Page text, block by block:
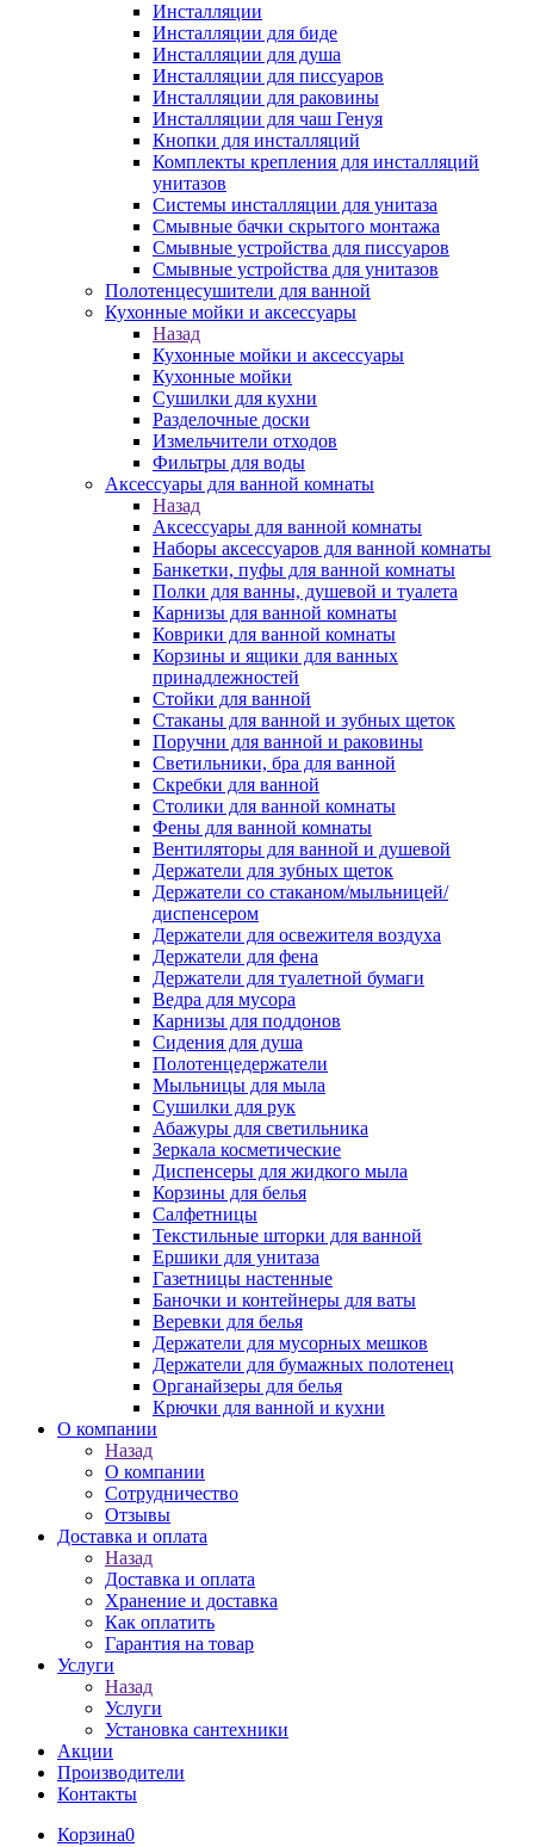
Инсталляции
Инсталляции для биде
Инсталляции для душа
Инсталляции для писсуаров
Инсталляции для раковины
Инсталляции для чаш Генуя
Кнопки для инсталляций
Комплекты крепления для инсталляций
унитазов
Системы инсталляции для унитаза
Смывные бачки скрытого монтажа
Смывные устройства для писсуаров
Смывные устройства для унитазов
Полотенцесушители для ванной
Кухонные мойки и аксессуары
Назад
Кухонные мойки и аксессуары
Кухонные мойки
Сушилки для кухни
Разделочные доски
Измельчители отходов
Фильтры для воды
Аксессуары для ванной комнаты
Назад
Аксессуары для ванной комнаты
Наборы аксессуаров для ванной комнаты
Банкетки, пуфы для ванной комнаты
Полки для ванны, душевой и туалета
Карнизы для ванной комнаты
Коврики для ванной комнаты
Корзины и ящики для ванных
принадлежностей
Стойки для ванной
Стаканы для ванной и зубных щеток
Поручни для ванной и раковины
Светильники, бра для ванной
Скребки для ванной
Столики для ванной комнаты
Фены для ванной комнаты
Вентиляторы для ванной и душевой
Держатели для зубных щеток
Держатели со стаканом/мыльницей/
диспенсером
Держатели для освежителя воздуха
Держатели для фена
Держатели для туалетной бумаги
Ведра для мусора
Карнизы для поддонов
Сидения для душа
Полотенцедержатели
Мыльницы для мыла
Сушилки для рук
Абажуры для светильника
Зеркала косметические
Диспенсеры для жидкого мыла
Корзины для белья
Салфетницы
Текстильные шторки для ванной
Ершики для унитаза
Газетницы настенные
Баночки и контейнеры для ваты
Веревки для белья
Держатели для мусорных мешков
Держатели для бумажных полотенец
Органайзеры для белья
Крючки для ванной и кухни
О компании
Назад
О компании
Сотрудничество
Отзывы
Доставка и оплата
Назад
Доставка и оплата
Хранение и доставка
Как оплатить
Гарантия на товар
Услуги
Назад
Услуги
Установка сантехники
Акции
Производители
Контакты
Корзина0